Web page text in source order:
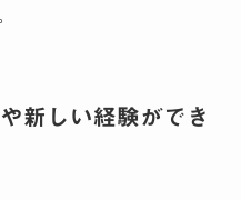
新しい経験ができ